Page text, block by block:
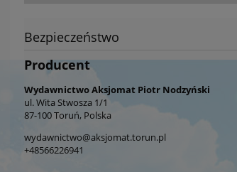
Bezpieczeństwo
Producent
Wydawnictwo Aksjomat Piotr Nodzyński
ul. Wita Stwosza 1/1
87-100 Toruń, Polska
wydawnictwo@aksjomat.torun.pl
+48566226941